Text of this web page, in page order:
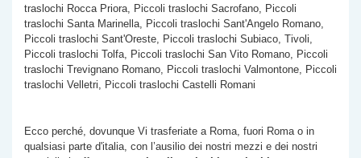
traslochi Rocca Priora, Piccoli traslochi Sacrofano, Piccoli
traslochi Santa Marinella, Piccoli traslochi Sant'Angelo Romano,
Piccoli traslochi Sant'Oreste, Piccoli traslochi Subiaco, Tivoli,
Piccoli traslochi Tolfa, Piccoli traslochi San Vito Romano, Piccoli
traslochi Trevignano Romano, Piccoli traslochi Valmontone, Piccoli
traslochi Velletri, Piccoli traslochi Castelli Romani
Ecco perché, dovunque Vi trasferiate a Roma, fuori Roma o in
qualsiasi parte d'italia, con l’ausilio dei nostri mezzi e dei nostri